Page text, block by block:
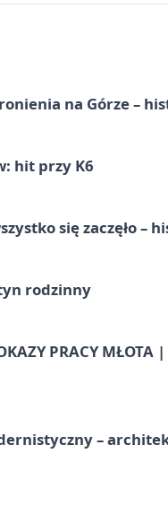
na Górze –
hit przy K6
się zaczęło –
rodzinny
PRACY MŁOTA
–